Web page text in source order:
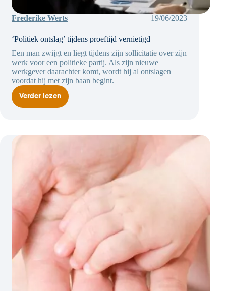
Frederike Werts 19/06/2023
‘Politiek ontslag’ tijdens proeftijd vernietigd
Een man zwijgt en liegt tijdens zijn sollicitatie over zijn
werk voor een politieke partij. Als zijn nieuwe
werkgever daarachter komt, wordt hij al ontslagen
voordat hij met zijn baan begint.
Verder lezen
‘Politiek
ontslag’